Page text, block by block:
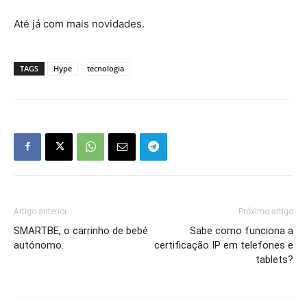
Até já com mais novidades.
TAGS Hype tecnologia
Artigo anterior
SMARTBE, o carrinho de bebé
autónomo.
Próximo artigo
Sabe como funciona a
certificação IP em telefones e
tablets?